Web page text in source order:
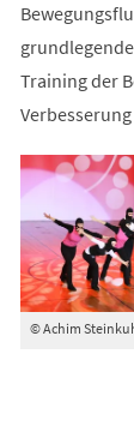
Training der
© Achim